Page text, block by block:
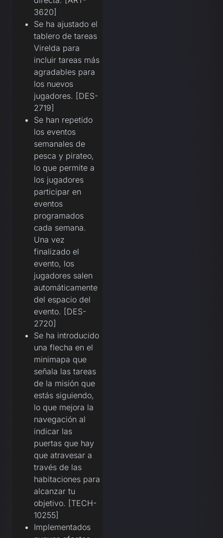
3620]
Se ha ajustado el
tablero de tareas
Virelda para
incluir tareas más
agradables para
los nuevos
jugadores. [DES-
2719]
Se han repetido
los eventos
semanales de
pesca y pirateo,
lo que permite a
los jugadores
participar en
eventos
programados
cada semana.
Una vez
finalizado el
evento, los
jugadores salen
automáticamente
del espacio del
evento. [DES-
2720]
Se ha introducido
una flecha en el
minimapa que
señala las tareas
de la misión que
estás siguiendo,
lo que mejora la
navegación al
indicar las
puertas que hay
que atravesar a
través de las
habitaciones para
alcanzar tu
objetivo. [TECH-
10255]
Implementados